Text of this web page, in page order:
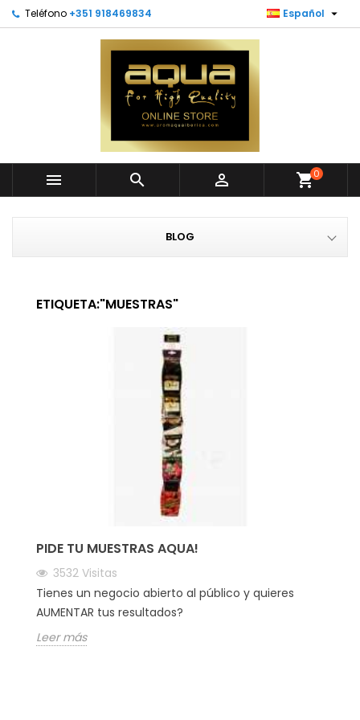
Teléfono +351 918469834 Español 
   shopping_cart0
BLOG
ETIQUETA:"MUESTRAS"
PIDE TU MUESTRAS AQUA!
3532 Visitas
Tienes un negocio abierto al público y quieres
AUMENTAR tus resultados?
Leer más